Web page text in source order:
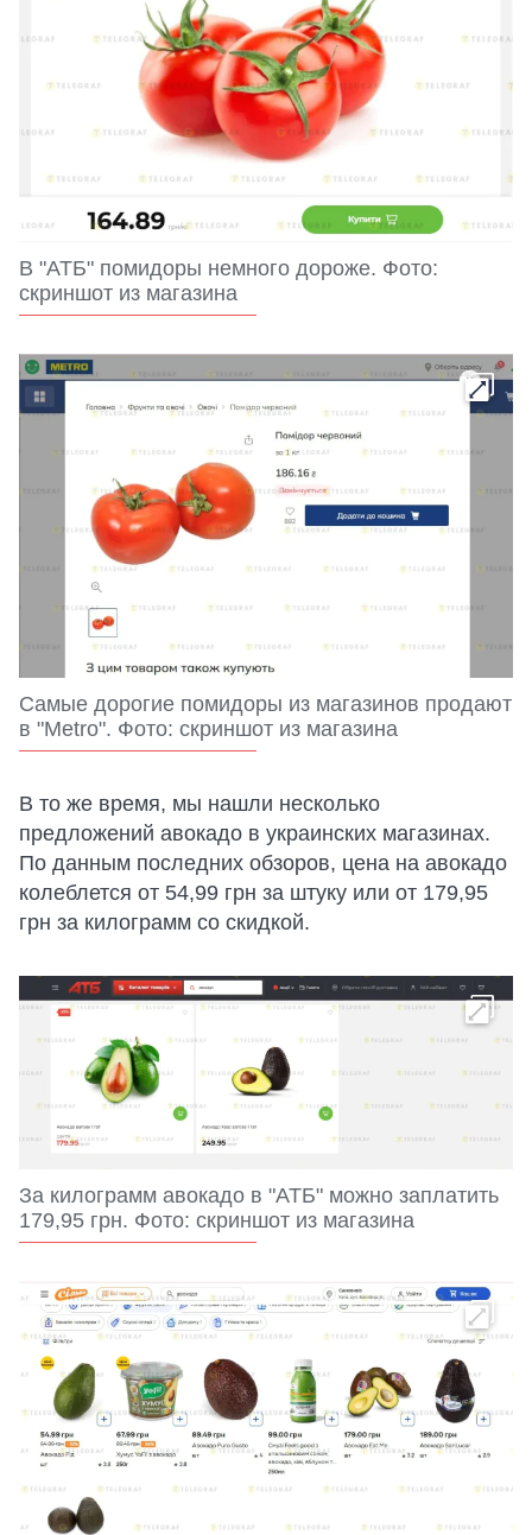
В "АТБ" помидоры немного дороже. Фото:
скриншот из магазина
Самые дорогие помидоры из магазинов продают
в "Metro". Фото: скриншот из магазина
В то же время, мы нашли несколько
предложений авокадо в украинских магазинах.
По данным последних обзоров, цена на авокадо
колеблется от 54,99 грн за штуку или от 179,95
грн за килограмм со скидкой.
За килограмм авокадо в "АТБ" можно заплатить
179,95 грн. Фото: скриншот из магазина